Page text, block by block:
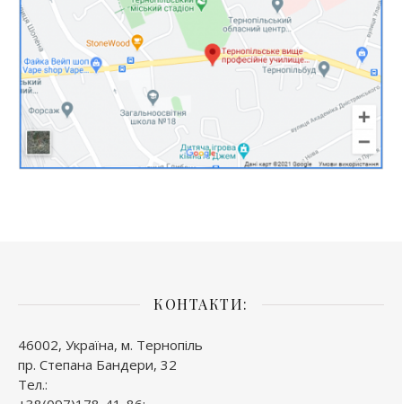
КОНТАКТИ:
46002, Україна, м. Тернопіль
пр. Степана Бандери, 32
Тел.: